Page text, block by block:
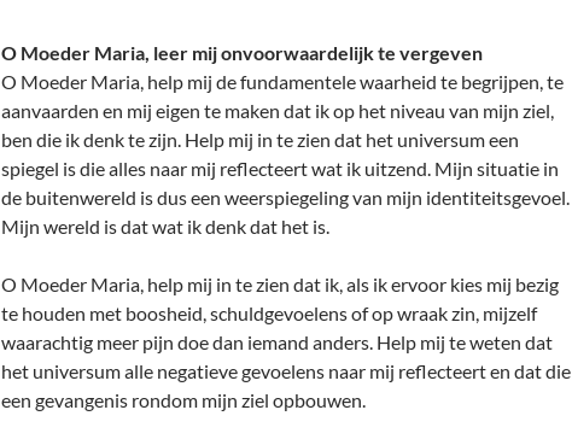
O Moeder Maria, leer mij onvoorwaardelijk te vergeven
O Moeder Maria, help mij de fundamentele waarheid te begrijpen, te
aanvaarden en mij eigen te maken dat ik op het niveau van mijn ziel,
ben die ik denk te zijn. Help mij in te zien dat het universum een
spiegel is die alles naar mij reflecteert wat ik uitzend. Mijn situatie in
de buitenwereld is dus een weerspiegeling van mijn identiteitsgevoel.
Mijn wereld is dat wat ik denk dat het is.
O Moeder Maria, help mij in te zien dat ik, als ik ervoor kies mij bezig
te houden met boosheid, schuldgevoelens of op wraak zin, mijzelf
waarachtig meer pijn doe dan iemand anders. Help mij te weten dat
het universum alle negatieve gevoelens naar mij reflecteert en dat die
een gevangenis rondom mijn ziel opbouwen.